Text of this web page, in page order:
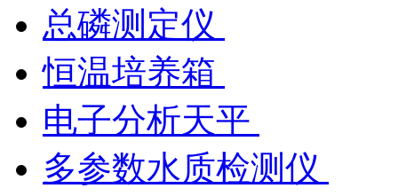
总磷测定仪
恒温培养箱
电子分析天平
多参数水质检测仪